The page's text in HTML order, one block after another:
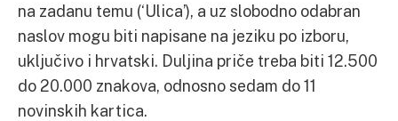
na zadanu temu (‘Ulica’), a uz slobodno odabran
naslov mogu biti napisane na jeziku po izboru,
uključivo i hrvatski. Duljina priče treba biti 12.500
do 20.000 znakova, odnosno sedam do 11
novinskih kartica.